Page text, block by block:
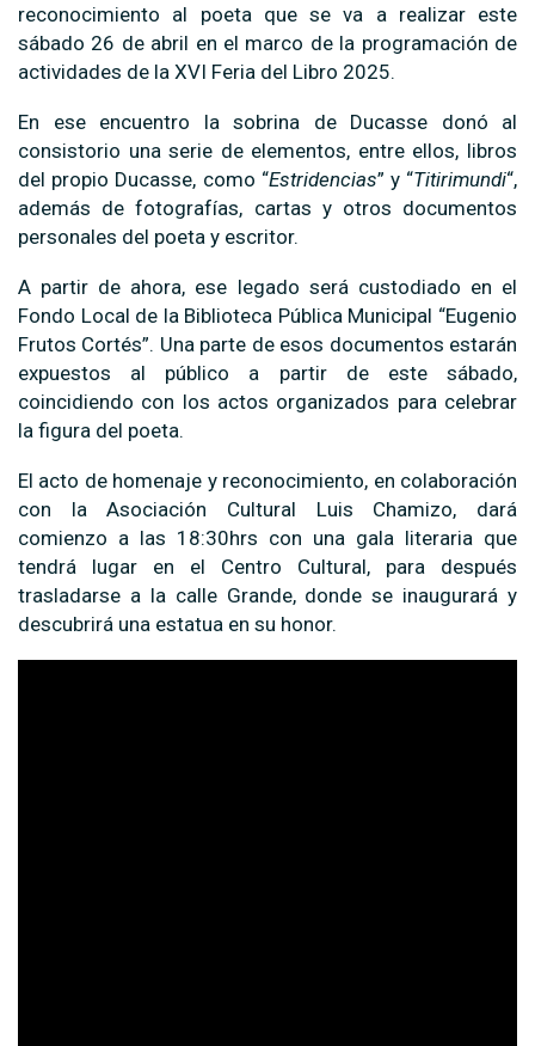
reconocimiento al poeta que se va a realizar este
sábado 26 de abril en el marco de la programación de
actividades de la XVI Feria del Libro 2025.
En ese encuentro la sobrina de Ducasse donó al
consistorio una serie de elementos, entre ellos, libros
del propio Ducasse, como “Estridencias” y “Titirimundi“,
además de fotografías, cartas y otros documentos
personales del poeta y escritor.
A partir de ahora, ese legado será custodiado en el
Fondo Local de la Biblioteca Pública Municipal “Eugenio
Frutos Cortés”. Una parte de esos documentos estarán
expuestos al público a partir de este sábado,
coincidiendo con los actos organizados para celebrar
la figura del poeta.
El acto de homenaje y reconocimiento, en colaboración
con la Asociación Cultural Luis Chamizo, dará
comienzo a las 18:30hrs con una gala literaria que
tendrá lugar en el Centro Cultural, para después
trasladarse a la calle Grande, donde se inaugurará y
descubrirá una estatua en su honor.